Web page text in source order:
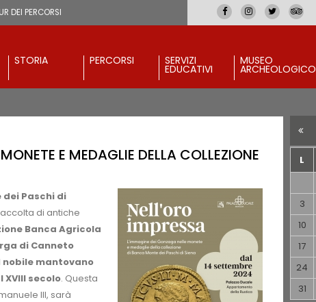
DEI PERCORSI
STORIA PERCORSI SERVIZI
EDUCATIVI
MUSEO
ARCHEOLOGICO
E MEDAGLIE DELLA COLLEZIONE
dei Paschi di
di antiche
Banca Agricola
di Canneto
nobile mantovano
XVIII secolo. Questa
III, sarà
L
3
10
17
24
31